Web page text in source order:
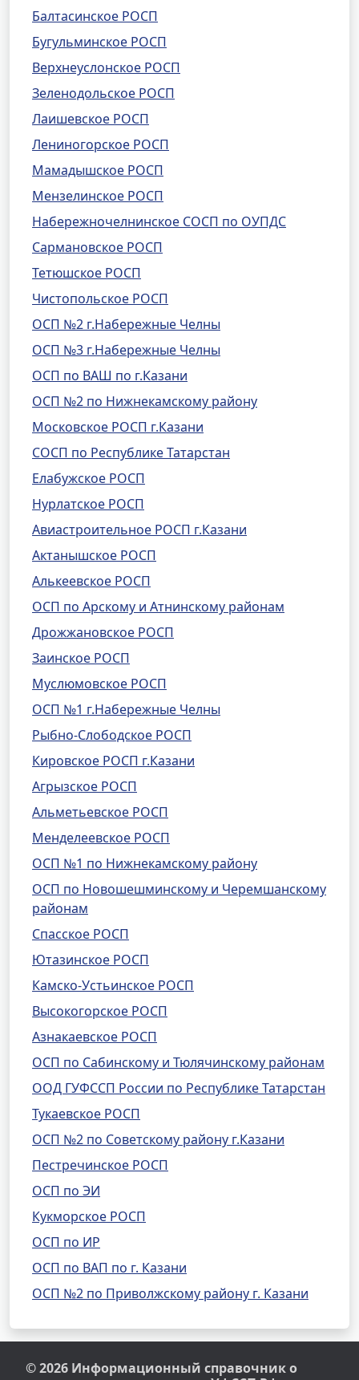
Балтасинское РОСП
Бугульминское РОСП
Верхнеуслонское РОСП
Зеленодольское РОСП
Лаишевское РОСП
Лениногорское РОСП
Мамадышское РОСП
Мензелинское РОСП
Набережночелнинское СОСП по ОУПДС
Сармановское РОСП
Тетюшское РОСП
Чистопольское РОСП
ОСП №2 г.Набережные Челны
ОСП №3 г.Набережные Челны
ОСП по ВАШ по г.Казани
ОСП №2 по Нижнекамскому району
Московское РОСП г.Казани
СОСП по Республике Татарстан
Елабужское РОСП
Нурлатское РОСП
Авиастроительное РОСП г.Казани
Актанышское РОСП
Алькеевское РОСП
ОСП по Арскому и Атнинскому районам
Дрожжановское РОСП
Заинское РОСП
Муслюмовское РОСП
ОСП №1 г.Набережные Челны
Рыбно-Слободское РОСП
Кировское РОСП г.Казани
Агрызское РОСП
Альметьевское РОСП
Менделеевское РОСП
ОСП №1 по Нижнекамскому району
ОСП по Новошешминскому и Черемшанскому
районам
Спасское РОСП
Ютазинское РОСП
Камско-Устьинское РОСП
Высокогорское РОСП
Азнакаевское РОСП
ОСП по Сабинскому и Тюлячинскому районам
ООД ГУФССП России по Республике Татарстан
Тукаевское РОСП
ОСП №2 по Советскому району г.Казани
Пестречинское РОСП
ОСП по ЭИ
Кукморское РОСП
ОСП по ИР
ОСП по ВАП по г. Казани
ОСП №2 по Приволжскому району г. Казани
© 2026 Информационный справочник о